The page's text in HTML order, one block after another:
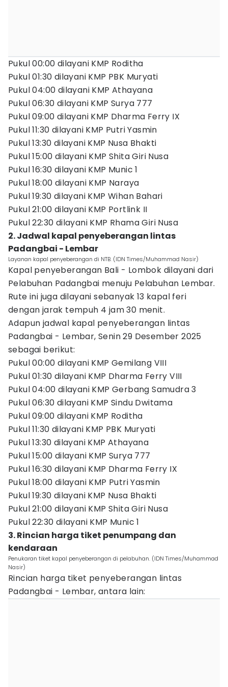
Pukul 00:00 dilayani KMP Roditha
Pukul 01:30 dilayani KMP PBK Muryati
Pukul 04:00 dilayani KMP Athayana
Pukul 06:30 dilayani KMP Surya 777
Pukul 09:00 dilayani KMP Dharma Ferry IX
Pukul 11:30 dilayani KMP Putri Yasmin
Pukul 13:30 dilayani KMP Nusa Bhakti
Pukul 15:00 dilayani KMP Shita Giri Nusa
Pukul 16:30 dilayani KMP Munic 1
Pukul 18:00 dilayani KMP Naraya
Pukul 19:30 dilayani KMP Wihan Bahari
Pukul 21:00 dilayani KMP Portlink II
Pukul 22:30 dilayani KMP Rhama Giri Nusa
2. Jadwal kapal penyeberangan lintas
Padangbai - Lembar
Layanan kapal penyeberangan di NTB. (IDN Times/Muhammad Nasir)
Kapal penyeberangan Bali - Lombok dilayani dari
Pelabuhan Padangbai menuju Pelabuhan Lembar.
Rute ini juga dilayani sebanyak 13 kapal feri
dengan jarak tempuh 4 jam 30 menit.
Adapun jadwal kapal penyeberangan lintas
Padangbai - Lembar, Senin 29 Desember 2025
sebagai berikut:
Pukul 00:00 dilayani KMP Gemilang VIII
Pukul 01:30 dilayani KMP Dharma Ferry VIII
Pukul 04:00 dilayani KMP Gerbang Samudra 3
Pukul 06:30 dilayani KMP Sindu Dwitama
Pukul 09:00 dilayani KMP Roditha
Pukul 11:30 dilayani KMP PBK Muryati
Pukul 13:30 dilayani KMP Athayana
Pukul 15:00 dilayani KMP Surya 777
Pukul 16:30 dilayani KMP Dharma Ferry IX
Pukul 18:00 dilayani KMP Putri Yasmin
Pukul 19:30 dilayani KMP Nusa Bhakti
Pukul 21:00 dilayani KMP Shita Giri Nusa
Pukul 22:30 dilayani KMP Munic 1
3. Rincian harga tiket penumpang dan
kendaraan
Penukaran tiket kapal penyeberangan di pelabuhan. (IDN Times/Muhammad
Nasir)
Rincian harga tiket penyeberangan lintas
Padangbai - Lembar, antara lain: